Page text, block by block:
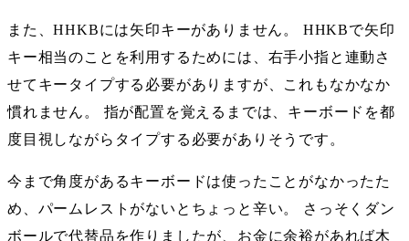
また、HHKBには矢印キーがありません。 HHKBで矢印
キー相当のことを利用するためには、右手小指と連動さ
せてキータイプする必要がありますが、これもなかなか
慣れません。 指が配置を覚えるまでは、キーボードを都
度目視しながらタイプする必要がありそうです。
今まで角度があるキーボードは使ったことがなかったた
め、パームレストがないとちょっと辛い。 さっそくダン
ボールで代替品を作りましたが、お金に余裕があれば木